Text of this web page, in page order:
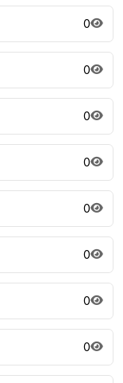
0
0
0
0
0
0
0
0